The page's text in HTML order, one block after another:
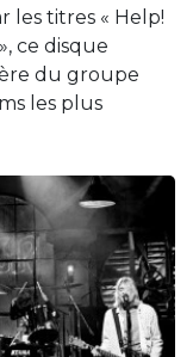
les titres « Help!
ce disque
du groupe
les plus